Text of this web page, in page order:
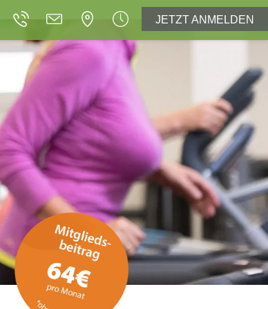
JETZT ANMELDEN